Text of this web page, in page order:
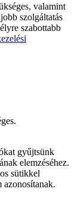
valamint
szolgáltatás
szabottabb
gyűjtsünk
elemzéséhez.
sütikkel
azonosítanak.